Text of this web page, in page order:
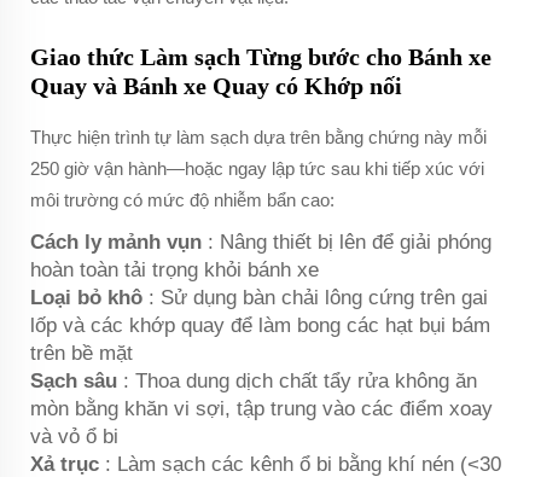
Giao thức Làm sạch Từng bước cho Bánh xe
Quay và Bánh xe Quay có Khớp nối
Thực hiện trình tự làm sạch dựa trên bằng chứng này mỗi
250 giờ vận hành—hoặc ngay lập tức sau khi tiếp xúc với
môi trường có mức độ nhiễm bẩn cao:
Cách ly mảnh vụn : Nâng thiết bị lên để giải phóng
hoàn toàn tải trọng khỏi bánh xe
Loại bỏ khô : Sử dụng bàn chải lông cứng trên gai
lốp và các khớp quay để làm bong các hạt bụi bám
trên bề mặt
Sạch sâu : Thoa dung dịch chất tẩy rửa không ăn
mòn bằng khăn vi sợi, tập trung vào các điểm xoay
và vỏ ổ bi
Xả trục : Làm sạch các kênh ổ bi bằng khí nén (<30